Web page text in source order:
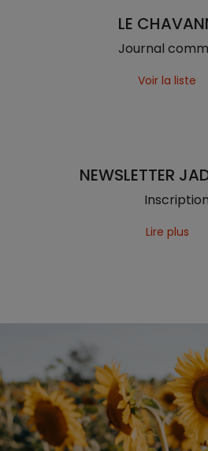
LE
Journal
Voir la liste
NEWSLETTER
Inscription
Lire plus